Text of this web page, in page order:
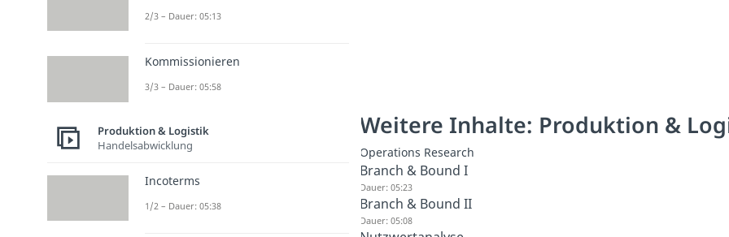
Weitere Inhalte: Produktion &
Operations Research
Branch & Bound I
Dauer: 05:23
Branch & Bound II
Dauer: 05:08
2/3 – Dauer: 05:13
Kommissionieren
3/3 – Dauer: 05:58
Produktion & Logistik
Handelsabwicklung
Incoterms
1/2 – Dauer: 05:38